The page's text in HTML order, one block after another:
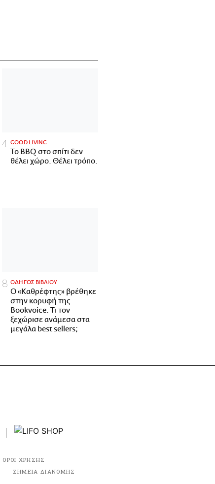
GOOD LIVING
Το BBQ στο σπίτι δεν
θέλει χώρο. Θέλει τρόπο.
ΟΔΗΓΟΣ ΒΙΒΛΙΟΥ
Ο «Καθρέφτης» βρέθηκε
στην κορυφή της
Bookvoice. Τι τον
ξεχώρισε ανάμεσα στα
μεγάλα best sellers;
ΟΡΟΙ ΧΡΗΣΗΣ
ΣΗΜΕΙΑ ΔΙΑΝΟΜΗΣ